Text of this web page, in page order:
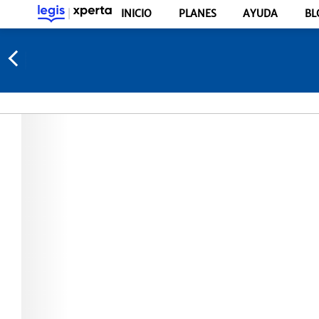
INICIO PLANES AYUDA